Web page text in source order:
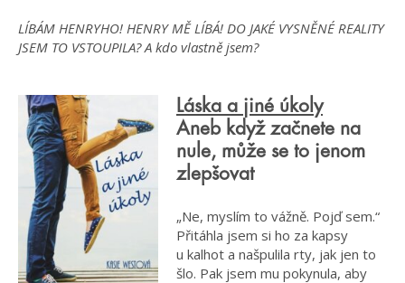
LÍBÁM HENRYHO! HENRY MĚ LÍBÁ! DO JAKÉ VYSNĚNÉ REALITY
JSEM TO VSTOUPILA? A kdo vlastně jsem?
Láska a jiné úkoly
Aneb když začnete na
nule, může se to jenom
zlepšovat
„Ne, myslím to vážně. Pojď sem.“
Přitáhla jsem si ho za kapsy
u kalhot a našpulila rty, jak jen to
šlo. Pak jsem mu pokynula, aby